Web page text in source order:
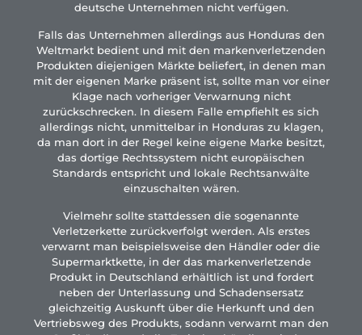
deutsche Unternehmen nicht verfügen.
Falls das Unternehmen allerdings aus Honduras den
Weltmarkt bedient und mit den markenverletzenden
Produkten diejenigen Märkte beliefert, in denen man
mit der eigenen Marke präsent ist, sollte man vor einer
Klage nach vorheriger Verwarnung nicht
zurückschrecken. In diesem Falle empfiehlt es sich
allerdings nicht, unmittelbar in Honduras zu klagen,
da man dort in der Regel keine eigene Marke besitzt,
das dortige Rechtssystem nicht europäischen
Standards entspricht und lokale Rechtsanwälte
einzuschalten wären.
Vielmehr sollte stattdessen die sogenannte
Verletzerkette zurückverfolgt werden. Als erstes
verwarnt man beispielsweise den Händler oder die
Supermarktkette, in der das markenverletzende
Produkt in Deutschland erhältlich ist und fordert
neben der Unterlassung und Schadensersatz
gleichzeitig Auskunft über die Herkunft und den
Vertriebsweg des Produkts, sodann verwarnt man den